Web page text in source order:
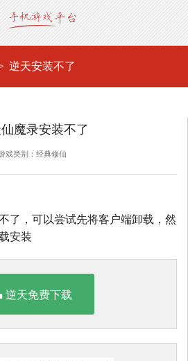
逆天安装不了
魔录安装不了
戏类别：经典修仙
了，可以尝试先将客户端卸载，然
安装
逆天免费下载